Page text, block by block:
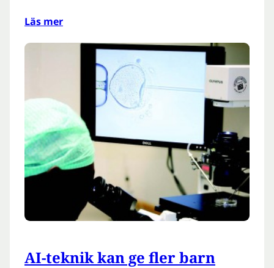
Läs mer
AI-teknik kan ge fler barn